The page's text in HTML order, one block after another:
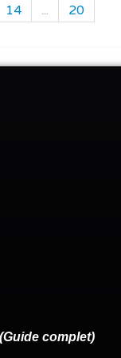
14 ...
20
complet)